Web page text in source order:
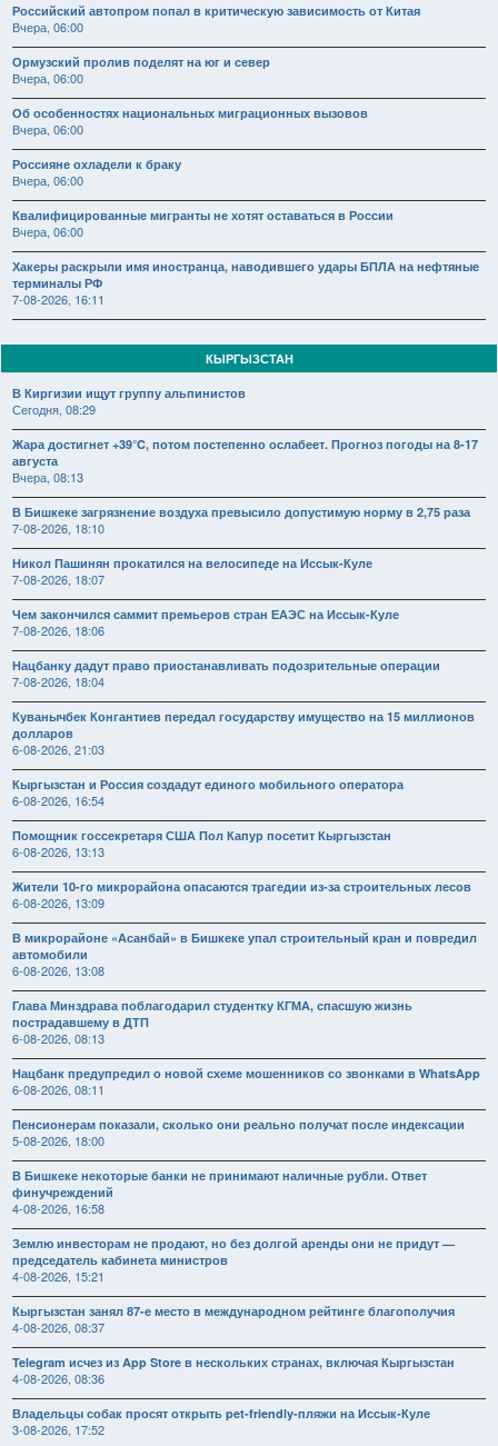
Российский автопром попал в критическую зависимость от Китая
Вчера, 06:00
Ормузский пролив поделят на юг и север
Вчера, 06:00
Об особенностях национальных миграционных вызовов
Вчера, 06:00
Россияне охладели к браку
Вчера, 06:00
Квалифицированные мигранты не хотят оставаться в России
Вчера, 06:00
Хакеры раскрыли имя иностранца, наводившего удары БПЛА на нефтяные
терминалы РФ
7-08-2026, 16:11
КЫРГЫЗСТАН
В Киргизии ищут группу альпинистов
Сегодня, 08:29
Жара достигнет +39°C, потом постепенно ослабеет. Прогноз погоды на 8-17
августа
Вчера, 08:13
В Бишкеке загрязнение воздуха превысило допустимую норму в 2,75 раза
7-08-2026, 18:10
Никол Пашинян прокатился на велосипеде на Иссык-Куле
7-08-2026, 18:07
Чем закончился саммит премьеров стран ЕАЭС на Иссык-Куле
7-08-2026, 18:06
Нацбанку дадут право приостанавливать подозрительные операции
7-08-2026, 18:04
Куванычбек Конгантиев передал государству имущество на 15 миллионов
долларов
6-08-2026, 21:03
Кыргызстан и Россия создадут единого мобильного оператора
6-08-2026, 16:54
Помощник госсекретаря США Пол Капур посетит Кыргызстан
6-08-2026, 13:13
Жители 10-го микрорайона опасаются трагедии из-за строительных лесов
6-08-2026, 13:09
В микрорайоне «Асанбай» в Бишкеке упал строительный кран и повредил
автомобили
6-08-2026, 13:08
Глава Минздрава поблагодарил студентку КГМА, спасшую жизнь
пострадавшему в ДТП
6-08-2026, 08:13
Нацбанк предупредил о новой схеме мошенников со звонками в WhatsApp
6-08-2026, 08:11
Пенсионерам показали, сколько они реально получат после индексации
5-08-2026, 18:00
В Бишкеке некоторые банки не принимают наличные рубли. Ответ
финучреждений
4-08-2026, 16:58
Землю инвесторам не продают, но без долгой аренды они не придут —
председатель кабинета министров
4-08-2026, 15:21
Кыргызстан занял 87-е место в международном рейтинге благополучия
4-08-2026, 08:37
Telegram исчез из App Store в нескольких странах, включая Кыргызстан
4-08-2026, 08:36
Владельцы собак просят открыть pet-friendly-пляжи на Иссык-Куле
3-08-2026, 17:52